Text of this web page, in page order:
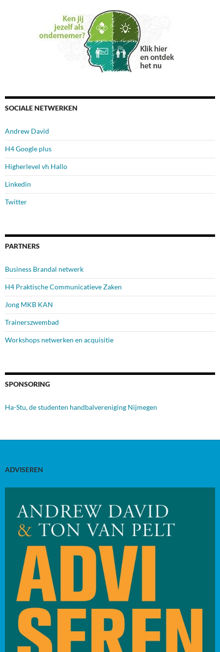
SOCIALE NETWERKEN
Andrew David
H4 Google plus
Higherlevel vh Hallo
Linkedin
Twitter
PARTNERS
Business Brandal netwerk
H4 Praktische Communicatieve Zaken
Jong MKB KAN
Trainerszwembad
Workshops netwerken en acquisitie
SPONSORING
Ha-Stu, de studenten handbalvereniging Nijmegen
ADVISEREN